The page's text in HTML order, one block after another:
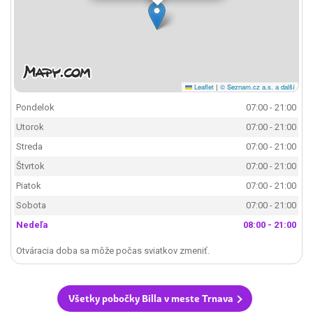
Leaflet | © Seznam.cz a.s. a další
Pondelok
07:00 - 21:00
Utorok
07:00 - 21:00
Streda
07:00 - 21:00
Štvrtok
07:00 - 21:00
Piatok
07:00 - 21:00
Sobota
07:00 - 21:00
Nedeľa
08:00 - 21:00
Otváracia doba sa môže počas sviatkov zmeniť.
Všetky pobočky Billa v meste Trnava